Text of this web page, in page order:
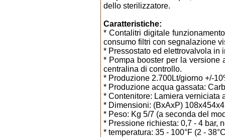
dello sterilizzatore.
Caratteristiche:
* Contalitri digitale
consumo filtri con segnalazione
* Pressostato ed elettrovalvola in
* Pompa booster per la versione
centralina di controllo.
* Produzione 2.700Lt/giorno +/-
* Produzione acqua gassata:
* Contenitore: Lamiera verniciata
* Dimensioni: (BxAxP)
* Peso: Kg 5/7 (a seconda del
* Pressione richiesta: 0,7 - 4 bar,
* temperatura: 35 - 100°F (2 -